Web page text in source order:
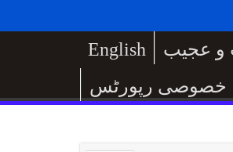
English و عجیب
خصوصی رپورٹس